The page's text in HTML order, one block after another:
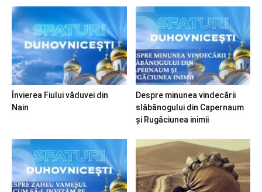
Învierea Fiului văduvei din
Nain
Despre minunea vindecării
slăbănogului din Capernaum
și Rugăciunea inimii